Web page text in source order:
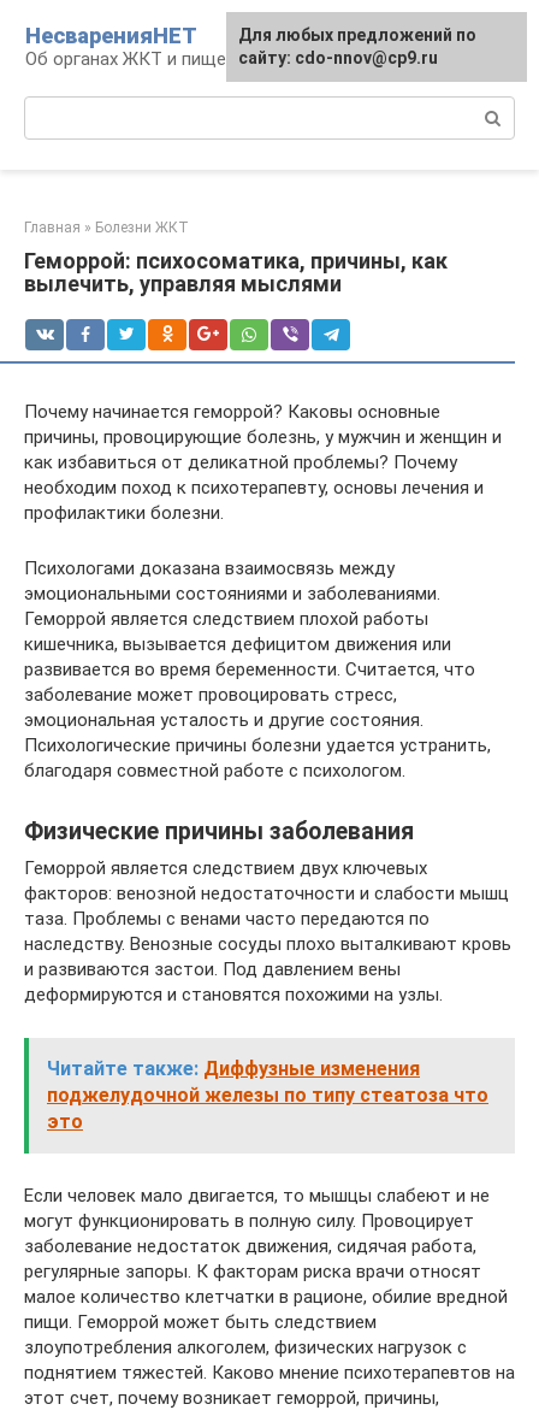
контенту
НесваренияНЕТ
Об органах ЖКТ и пищеварении
Главная » Болезни ЖКТ
Геморрой: психосоматика, причины, как
вылечить, управляя мыслями
Почему начинается геморрой? Каковы основные
причины, провоцирующие болезнь, у мужчин и женщин и
как избавиться от деликатной проблемы? Почему
необходим поход к психотерапевту, основы лечения и
профилактики болезни.
Психологами доказана взаимосвязь между
эмоциональными состояниями и заболеваниями.
Геморрой является следствием плохой работы
кишечника, вызывается дефицитом движения или
развивается во время беременности. Считается, что
заболевание может провоцировать стресс,
эмоциональная усталость и другие состояния.
Психологические причины болезни удается устранить,
благодаря совместной работе с психологом.
Физические причины заболевания
Геморрой является следствием двух ключевых
факторов: венозной недостаточности и слабости мышц
таза. Проблемы с венами часто передаются по
наследству. Венозные сосуды плохо выталкивают кровь
и развиваются застои. Под давлением вены
деформируются и становятся похожими на узлы.
Читайте также: Диффузные изменения
поджелудочной железы по типу стеатоза что
это
Если человек мало двигается, то мышцы слабеют и не
могут функционировать в полную силу. Провоцирует
заболевание недостаток движения, сидячая работа,
регулярные запоры. К факторам риска врачи относят
малое количество клетчатки в рационе, обилие вредной
пищи. Геморрой может быть следствием
злоупотребления алкоголем, физических нагрузок с
поднятием тяжестей. Каково мнение психотерапевтов на
этот счет, почему возникает геморрой, причины,
Для любых предложений по
сайту: cdo-nnov@cp9.ru